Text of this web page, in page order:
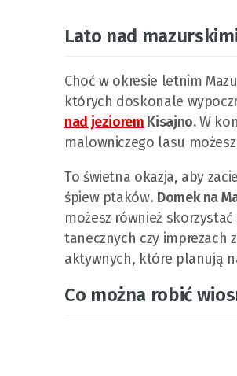
Lato nad
Choć w okresie letnim
których doskonale
nad jeziorem Kisajno.W
malowniczego lasu
To świetna okazja, aby
śpiew ptaków. Domek na
możesz również
tanecznych czy imprezach
aktywnych, które planują
Co można robić